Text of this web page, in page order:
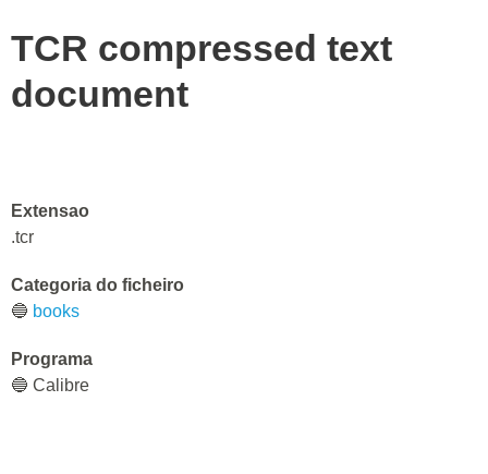
TCR compressed text
document
Extensao
.tcr
Categoria do ficheiro
🔵 books
Programa
🔵 Calibre